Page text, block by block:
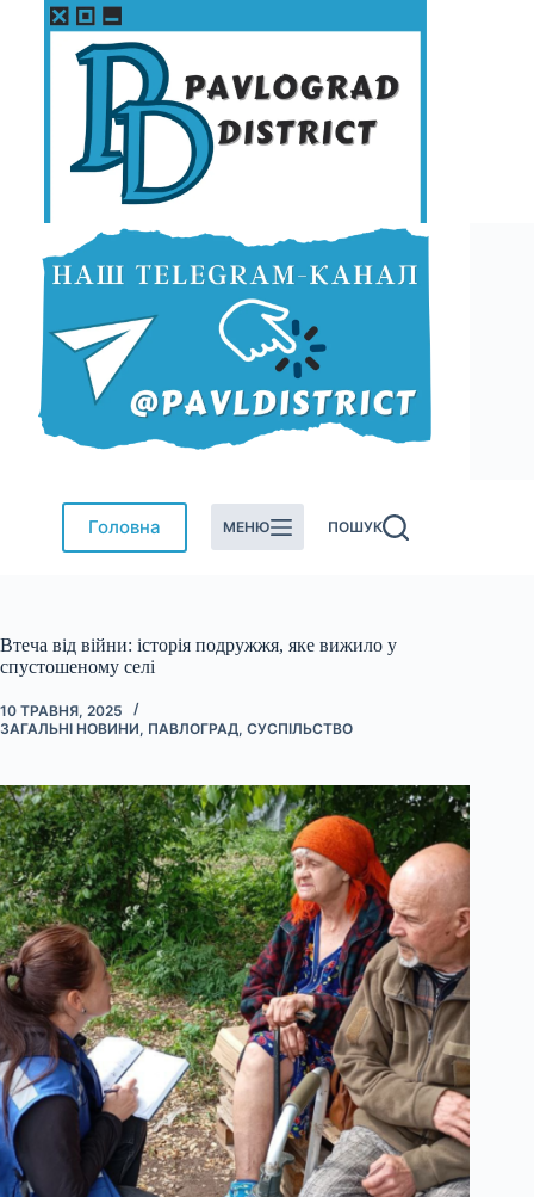
Перейти
Головна МЕНЮ ПОШУК
Втеча від війни: історія подружжя, яке вижило у
спустошеному селі
10 ТРАВНЯ, 2025
ЗАГАЛЬНІ НОВИНИ, ПАВЛОГРАД, СУСПІЛЬСТВО